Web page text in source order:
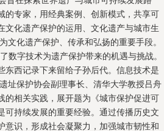
的专家，用经典案例、创新模式，共享可
文化遗产保护的运用、文化遗产与城市生
化遗产保护、传承和弘扬的重要手段。
数字技术为遗产保护带来的机遇与挑战。
东西记录下来留给子孙后代。信息技术是
保护协会副理事长、清华大学教授吕舟
的相关实践，展开题为《城市保护促进可
可持续发展的重要经验。通过传播历史文
识，形成社会凝聚力，加强城市韧性和